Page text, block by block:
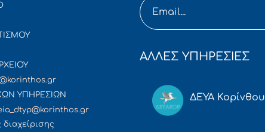
ΥΠΗΡΕΣΙΩΝ
ΑΛΛΕΣ ΥΠΗΡΕΣΙΕΣ
ΔΕΥΑ Κορίνθου